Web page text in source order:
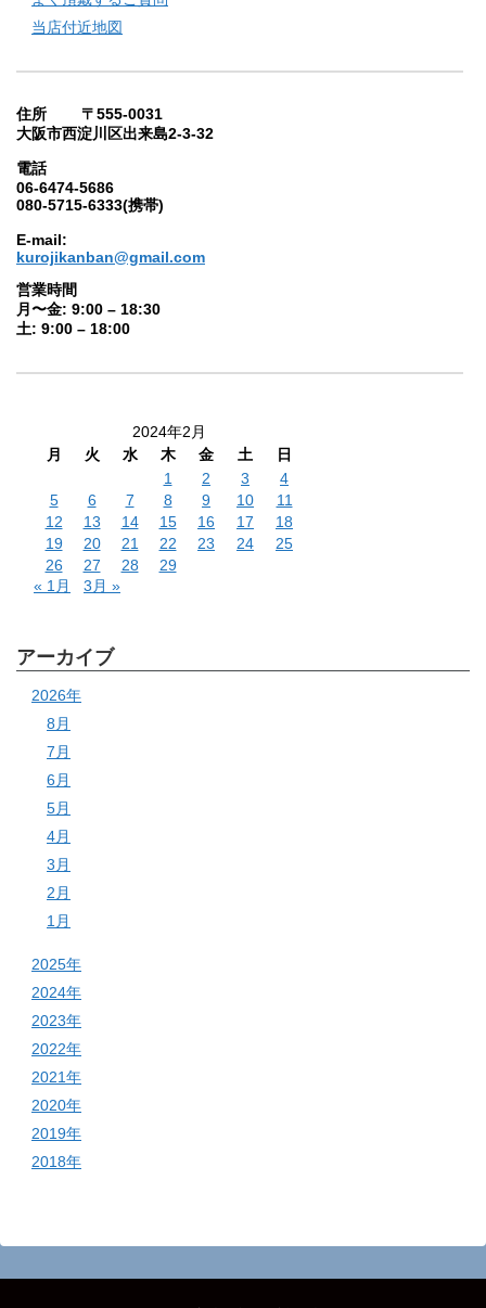
当店付近地図
住所 〒555-0031
大阪市西淀川区出来島2-3-32
電話
06-6474-5686
080-5715-6333(携帯)
E-mail:
kurojikanban@gmail.com
営業時間
月〜金: 9:00 – 18:30
土: 9:00 – 18:00
2024年2月
月
火 水 木 金 土
日
1
2 3
4
5
6 7 8 9 10
11
12
13 14 15 16 17
18
19
20 21 22 23 24
25
26
27 28
29
« 1月
3月 »
アーカイブ
2026年
8月
7月
6月
5月
4月
3月
2月
1月
2025年
2024年
2023年
2022年
2021年
2020年
2019年
2018年